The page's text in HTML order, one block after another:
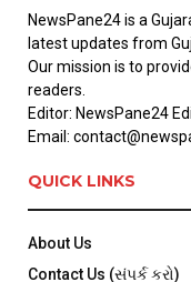
NewsPane24 is a
latest updates from
Our mission is to
readers.
Editor: NewsPane24
Email:
QUICK LINKS
About Us
Contact Us (સંપર્ક કરો)